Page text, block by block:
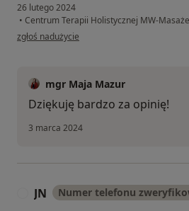
26 lutego 2024
• Centrum Terapii Holistycznej MW-Masaże
w opinii użytkownika J.R.
zgłoś nadużycie
mgr Maja Mazur
Dziękuję bardzo za opinię!
3 marca 2024
JN Numer telefonu